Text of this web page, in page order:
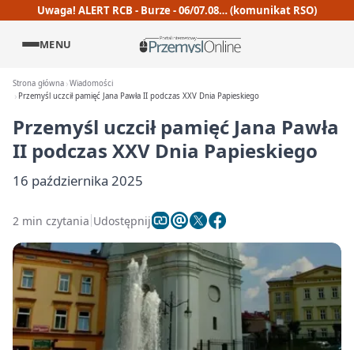
Uwaga! ALERT RCB - Burze - 06/07.08… (komunikat RSO)
MENU
Strona główna Wiadomości
Przemyśl uczcił pamięć Jana Pawła II podczas XXV Dnia Papieskiego
Przemyśl uczcił pamięć Jana Pawła
II podczas XXV Dnia Papieskiego
16 października 2025
2 min czytania Udostępnij